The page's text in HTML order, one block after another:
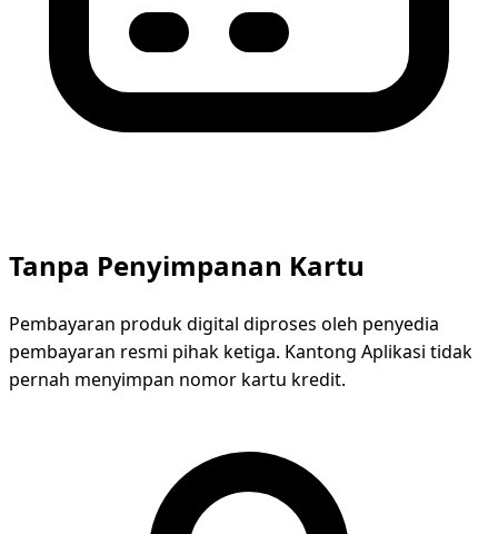
Tanpa Penyimpanan Kartu
Pembayaran produk digital diproses oleh penyedia
pembayaran resmi pihak ketiga. Kantong Aplikasi tidak
pernah menyimpan nomor kartu kredit.